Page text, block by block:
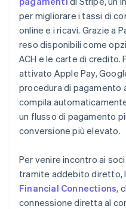
per migliorare i tassi di
online e i ricavi. Grazie a
reso disponibili come
ACH e le carte di credito.
attivato Apple Pay,
procedura di pagamento
compila
un flusso di pagamento
conversione più elevato.
Per venire incontro ai
tramite addebito diretto,
Financial Connections,
connessione diretta al